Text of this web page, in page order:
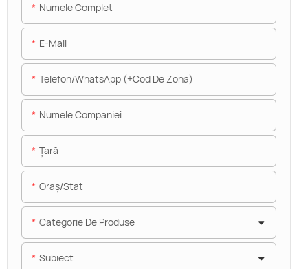
Numele Complet
E-Mail
Telefon/WhatsApp (+Cod De Zonă)
Numele Companiei
Ţară
Oraș/stat
Categorie De Produse
Subiect